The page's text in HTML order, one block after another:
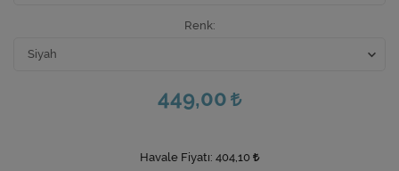
Renk
449,00
Havale Fiyatı: 404,10